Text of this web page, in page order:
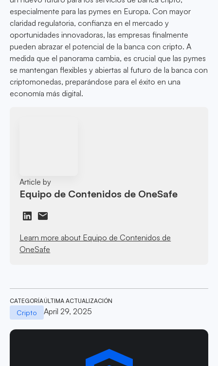
especialmente para las pymes en Europa. Con mayor
claridad regulatoria, confianza en el mercado y
oportunidades innovadoras, las empresas finalmente
pueden abrazar el potencial de la banca con cripto. A
medida que el panorama cambia, es crucial que las pymes
se mantengan flexibles y abiertas al futuro de la banca con
criptomonedas, preparándose para el éxito en una
economía más digital.
Article by
Equipo de Contenidos de OneSafe
Learn more about Equipo de Contenidos de
OneSafe
CATEGORÍA
Cripto
ÚLTIMA ACTUALIZACIÓN
April 29, 2025